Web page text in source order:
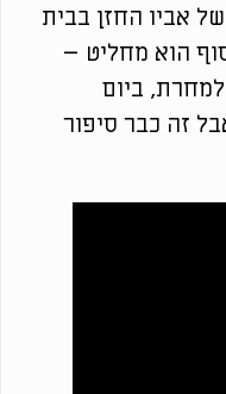
אביו החזן בבית
הוא מחליט –
ביום
זה כבר סיפור